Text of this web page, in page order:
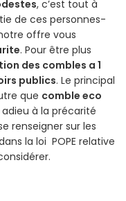
, c’est tout à
de ces personnes-
offre vous
. Pour être plus
des combles a 1
publics. Le principal
que comble eco
à la précarité
renseigner sur les
la loi POPE relative